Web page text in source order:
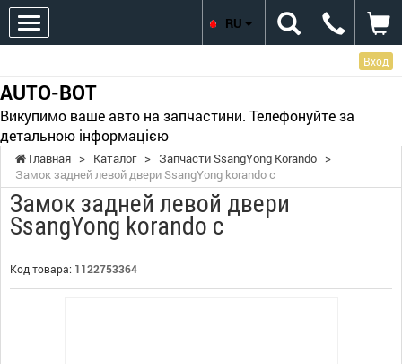
Вход
AUTO-BOT
Викупимо ваше авто на запчастини. Телефонуйте за
детальною інформацією
RU
Главная > Каталог > Запчасти SsangYong Korando >
Замок задней левой двери SsangYong korando c
Замок задней левой двери
SsangYong korando c
Код товара: 1122753364